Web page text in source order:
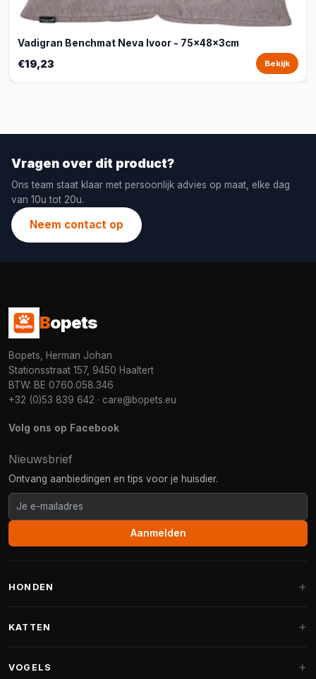
Vadigran Benchmat Neva Ivoor - 75x48x3cm
€19,23 Bekijk
Vragen over dit product?
Ons team staat klaar met persoonlijk advies op maat, elke dag
van 10u tot 20u.
Neem contact op
Bopets
Bopets, Herman Johan
Stationsstraat 157, 9450 Haaltert
BTW: BE 0760.058.346
+32 (0)53 839 642 · care@bopets.eu
Volg ons op Facebook
Nieuwsbrief
Ontvang aanbiedingen en tips voor je huisdier.
Aanmelden
HONDEN
Fantail hondenmanden
KATTEN
VOGELS